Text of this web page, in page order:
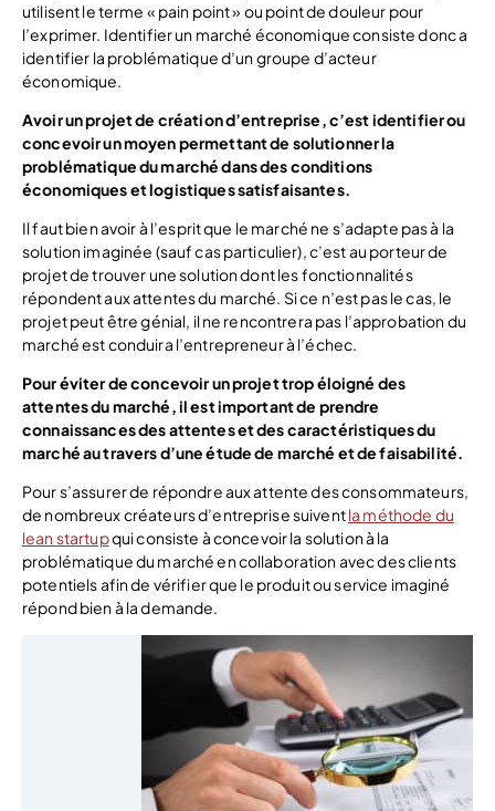
utilisent le terme « pain point » ou point de douleur pour
l’exprimer. Identifier un marché économique consiste donc a
identifier la problématique d’un groupe d’acteur
économique.
Avoir un projet de création d’entreprise, c’est identifier ou
concevoir un moyen permettant de solutionner la
problématique du marché dans des conditions
économiques et logistiques satisfaisantes.
Il faut bien avoir à l’esprit que le marché ne s’adapte pas à la
solution imaginée (sauf cas particulier), c’est au porteur de
projet de trouver une solution dont les fonctionnalités
répondent aux attentes du marché. Si ce n’est pas le cas, le
projet peut être génial, il ne rencontrera pas l’approbation du
marché est conduira l’entrepreneur à l’échec.
Pour éviter de concevoir un projet trop éloigné des
attentes du marché, il est important de prendre
connaissances des attentes et des caractéristiques du
marché au travers d’une étude de marché et de faisabilité.
Pour s’assurer de répondre aux attente des consommateurs,
de nombreux créateurs d’entreprise suiventla méthode du
lean startupqui consiste à concevoir la solution à la
problématique du marché en collaboration avec des clients
potentiels afin de vérifier que le produit ou service imaginé
répond bien à la demande.